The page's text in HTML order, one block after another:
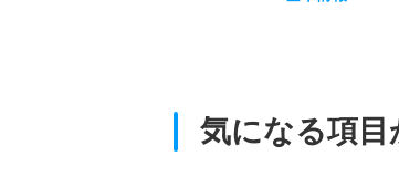
気になる項目